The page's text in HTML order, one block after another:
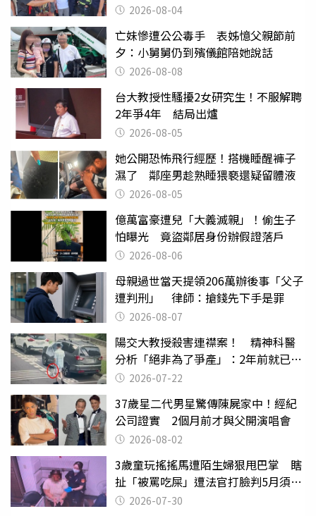
2026-08-04
亡妹慘遭公公毒手 表姊憶父親節前
夕：小舅舅仍到殯儀館陪她說話
2026-08-08
台大教授性騷擾2女研究生！不服解聘
2年爭4年 結局出爐
2026-08-05
她公開恐怖飛行經歷！搭機睡醒褲子
濕了 鄰座男趁熟睡猥褻還疑留體液
2026-08-05
億萬富豪遭兒「大義滅親」！偷生子
怕曝光 竟盜鄰居身份辦假證落戶
2026-08-06
母親過世當天提領206萬辦後事「父子
遭判刑」 律師：搶錢先下手是罪
2026-08-07
陽交大教授殺害連襟案！ 精神科醫
分析「絕非為了爭產」：2年前就已言
行詭異
2026-07-22
37歲星二代男星驚傳陳屍家中！經紀
公司證實 2個月前才與父開演唱會
2026-08-02
3歲童玩搖搖馬遭陌生婦狠甩巴掌 瞎
扯「被罵吃屎」遭法官打臉判5月須入
監 2026-07-30